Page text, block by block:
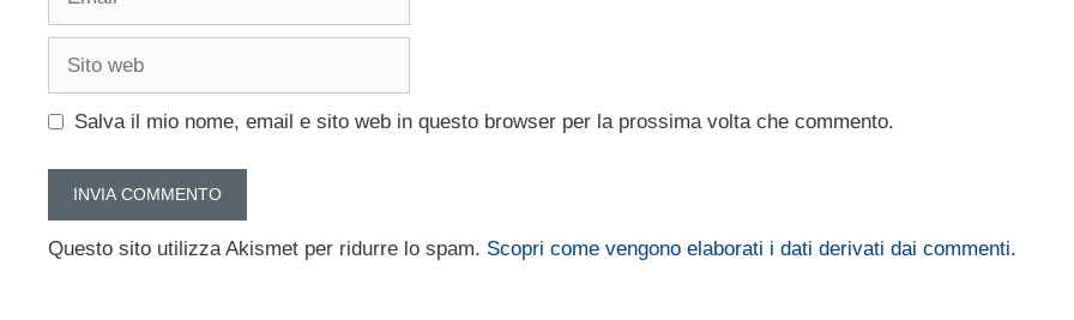
Sito
Salva il mio nome, email e sito web in questo browser per la prossima volta che commento.
Questo sito utilizza Akismet per ridurre lo spam. Scopri come vengono elaborati i dati derivati dai commenti.